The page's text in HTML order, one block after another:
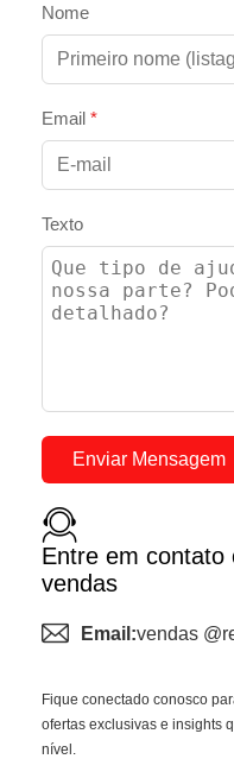
Nome
Email *
Texto
Enviar Mensagem
Entre em contato
vendas
Email:vendas
Fique conectado conosco
ofertas exclusivas e insights
nível.